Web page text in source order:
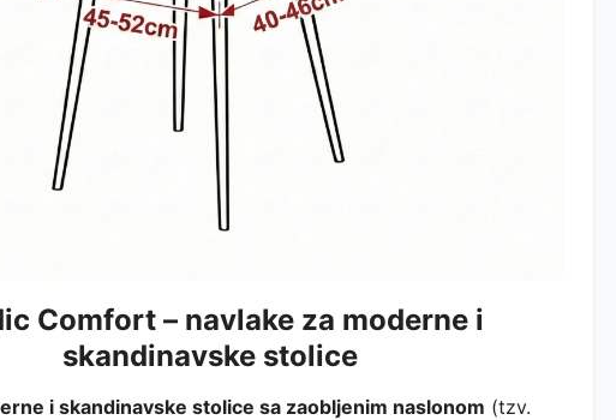
Comfort – navlake za moderne i
skandinavske stolice
i skandinavske stolice sa zaobljenim naslonom (tzv.